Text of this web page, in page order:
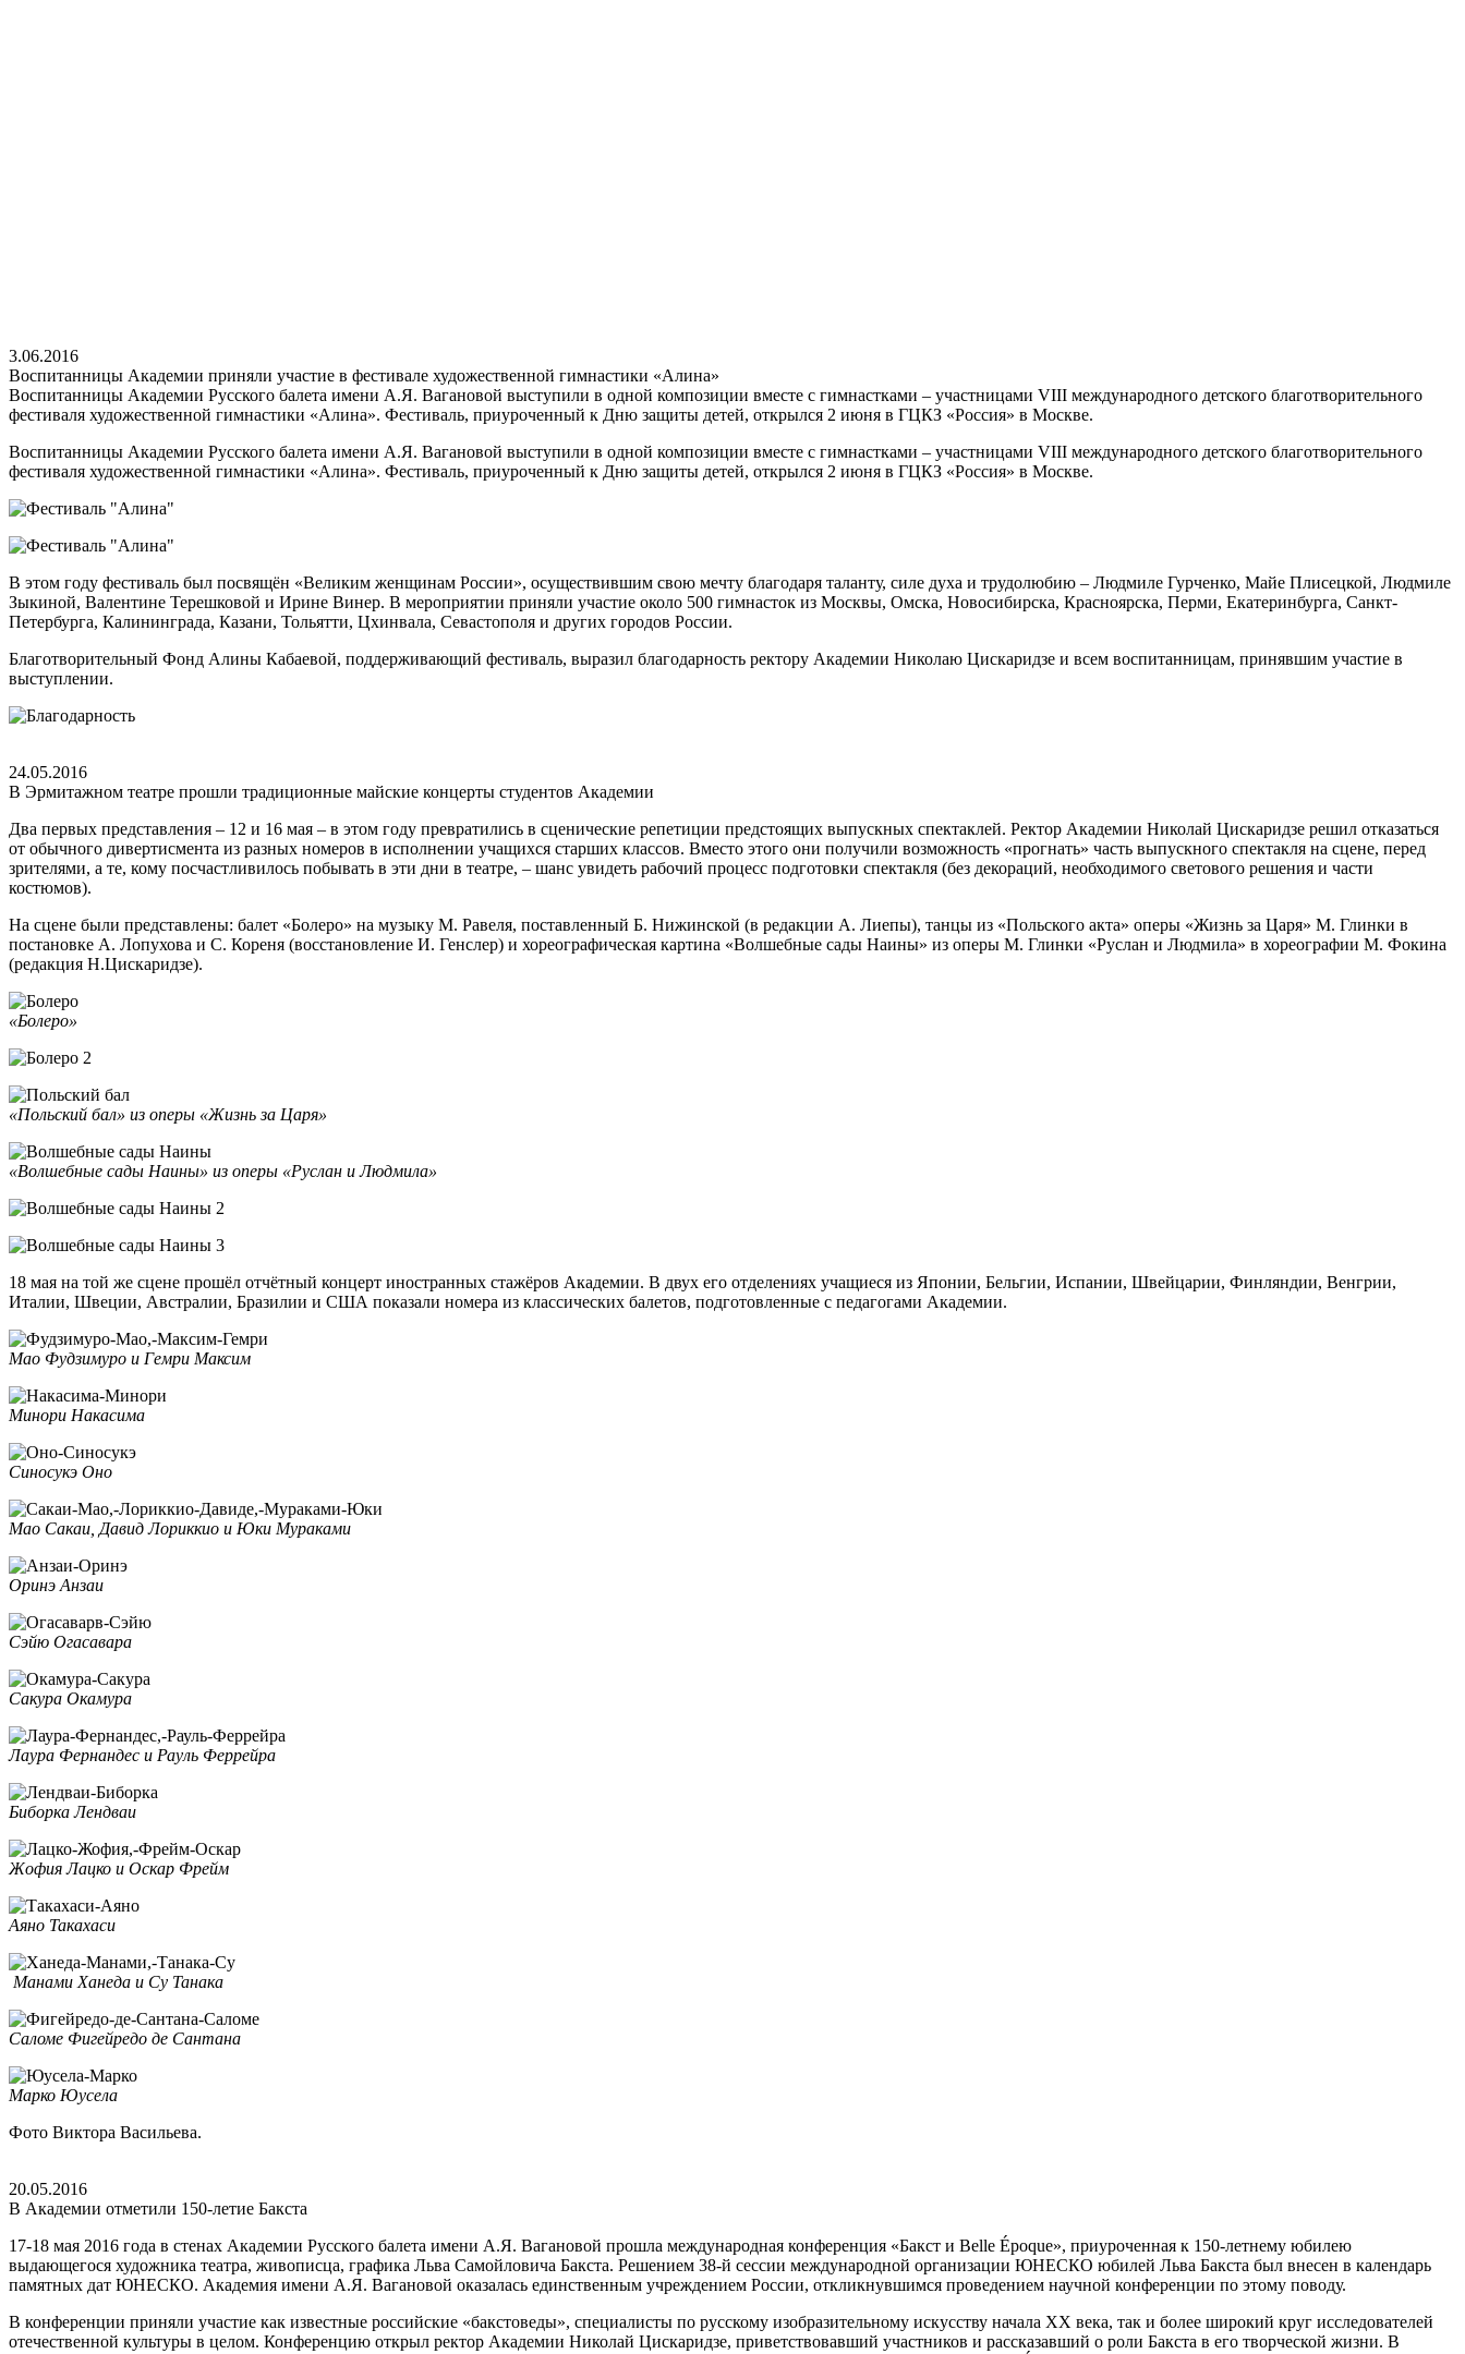
3.06.2016
Воспитанницы Академии приняли участие в фестивале художественной гимнастики «Алина»
Воспитанницы Академии Русского балета имени А.Я. Вагановой выступили в одной композиции вместе с гимнастками – участницами VIII международного детского благотворительного
фестиваля художественной гимнастики «Алина». Фестиваль, приуроченный к Дню защиты детей, открылся 2 июня в ГЦКЗ «Россия» в Москве.
Воспитанницы Академии Русского балета имени А.Я. Вагановой выступили в одной композиции вместе с гимнастками – участницами VIII международного детского благотворительного
фестиваля художественной гимнастики «Алина». Фестиваль, приуроченный к Дню защиты детей, открылся 2 июня в ГЦКЗ «Россия» в Москве.
В этом году фестиваль был посвящён «Великим женщинам России», осуществившим свою мечту благодаря таланту, силе духа и трудолюбию – Людмиле Гурченко, Майе Плисецкой, Людмиле
Зыкиной, Валентине Терешковой и Ирине Винер. В мероприятии приняли участие около 500 гимнасток из Москвы, Омска, Новосибирска, Красноярска, Перми, Екатеринбурга, Санкт-
Петербурга, Калининграда, Казани, Тольятти, Цхинвала, Севастополя и других городов России.
Благотворительный Фонд Алины Кабаевой, поддерживающий фестиваль, выразил благодарность ректору Академии Николаю Цискаридзе и всем воспитанницам, принявшим участие в
выступлении.
24.05.2016
В Эрмитажном театре прошли традиционные майские концерты студентов Академии
Два первых представления – 12 и 16 мая – в этом году превратились в сценические репетиции предстоящих выпускных спектаклей. Ректор Академии Николай Цискаридзе решил отказаться
от обычного дивертисмента из разных номеров в исполнении учащихся старших классов. Вместо этого они получили возможность «прогнать» часть выпускного спектакля на сцене, перед
зрителями, а те, кому посчастливилось побывать в эти дни в театре, – шанс увидеть рабочий процесс подготовки спектакля (без декораций, необходимого светового решения и части
костюмов).
На сцене были представлены: балет «Болеро» на музыку М. Равеля, поставленный Б. Нижинской (в редакции А. Лиепы), танцы из «Польского акта» оперы «Жизнь за Царя» М. Глинки в
постановке А. Лопухова и С. Кореня (восстановление И. Генслер) и хореографическая картина «Волшебные сады Наины» из оперы М. Глинки «Руслан и Людмила» в хореографии М. Фокина
(редакция Н.Цискаридзе).
«Болеро»
«Польский бал» из оперы «Жизнь за Царя»
«Волшебные сады Наины» из оперы «Руслан и Людмила»
18 мая на той же сцене прошёл отчётный концерт иностранных стажёров Академии. В двух его отделениях учащиеся из Японии, Бельгии, Испании, Швейцарии, Финляндии, Венгрии,
Италии, Швеции, Австралии, Бразилии и США показали номера из классических балетов, подготовленные с педагогами Академии.
Мао Фудзимуро и Гемри Максим
Минори Накасима
Синосукэ Оно
Мао Сакаи, Давид Лориккио и Юки Мураками
Оринэ Анзаи
Сэйю Огасавара
Сакура Окамура
Лаура Фернандес и Рауль Феррейра
Биборка Лендваи
Жофия Лацко и Оскар Фрейм
Аяно Такахаси
Манами Ханеда и Су Танака
Саломе Фигейредо де Сантана
Марко Юусела
Фото Виктора Васильева.
20.05.2016
В Академии отметили 150-летие Бакста
17-18 мая 2016 года в стенах Академии Русского балета имени А.Я. Вагановой прошла международная конференция «Бакст и Belle Époque», приуроченная к 150-летнему юбилею
выдающегося художника театра, живописца, графика Льва Самойловича Бакста. Решением 38-й сессии международной организации ЮНЕСКО юбилей Льва Бакста был внесен в календарь
памятных дат ЮНЕСКО. Академия имени А.Я. Вагановой оказалась единственным учреждением России, откликнувшимся проведением научной конференции по этому поводу.
В конференции приняли участие как известные российские «бакстоведы», специалисты по русскому изобразительному искусству начала ХХ века, так и более широкий круг исследователей
отечественной культуры в целом. Конференцию открыл ректор Академии Николай Цискаридзе, приветствовавший участников и рассказавший о роли Бакста в его творческой жизни. В